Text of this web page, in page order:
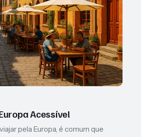
Acessível
pela Europa, é comum que